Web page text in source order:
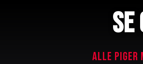
SE
ALLE PIGER